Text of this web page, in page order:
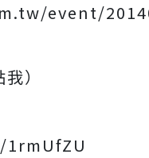
event/
）